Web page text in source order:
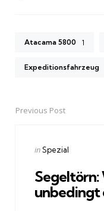
Atacama 5800 1
Expeditionsfahrzeug
PostPrevious Post
Posted
inSpezial
Segeltörn:
unbedingt